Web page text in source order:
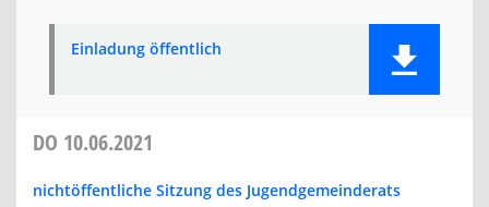
Einladung öffentlich
DO 10.06.2021
nichtöffentliche Sitzung des Jugendgemeinderats